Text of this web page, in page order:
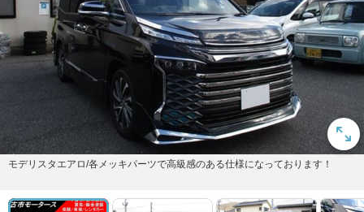
モデリスタエアロ/各メッキパーツで高級感のある仕様になっております！